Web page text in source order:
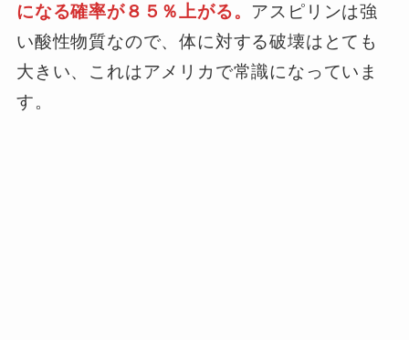
になる確率が８５％上がる。 アスピリンは強
い酸性物質なので、体に対する破壊はとても
大きい、これはアメリカで常識になっていま
す。